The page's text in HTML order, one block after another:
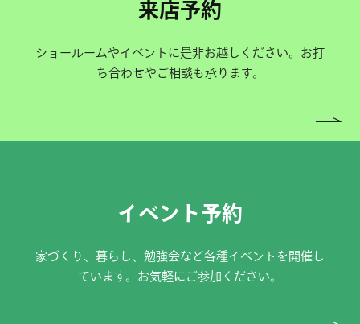
来店予約
ショールームやイベントに是非お越しください。お打
ち合わせやご相談も承ります。
イベント予約
家づくり、暮らし、勉強会など各種イベントを開催し
ています。お気軽にご参加ください。